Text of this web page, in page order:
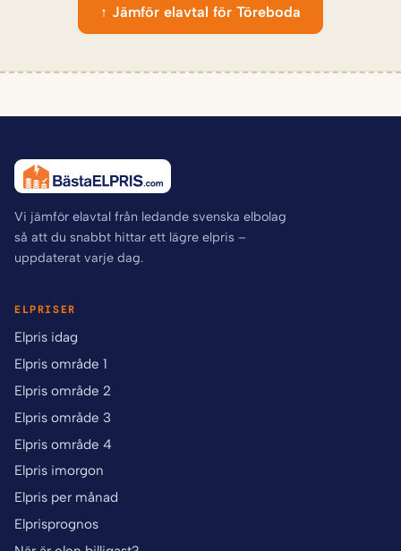
↑ Jämför elavtal för Töreboda
Vi jämför elavtal från ledande svenska elbolag
så att du snabbt hittar ett lägre elpris –
uppdaterat varje dag.
ELPRISER
Elpris idag
Elpris område 1
Elpris område 2
Elpris område 3
Elpris område 4
Elpris imorgon
Elpris per månad
Elprisprognos